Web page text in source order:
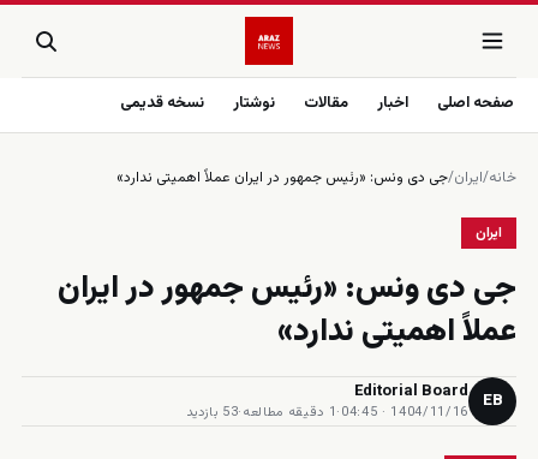
صفحه اصلی اخبار مقالات نوشتار نسخه قدیمی
خانه/ایران/جى دى ونس: «رئيس جمهور در ايران عملاً اهميتى ندارد»
ایران
جى دى ونس: «رئيس جمهور در ايران
عملاً اهميتى ندارد»
EB
Editorial Board
1404/11/16 · 04:45
·1 دقیقه مطالعه ·53 بازدید